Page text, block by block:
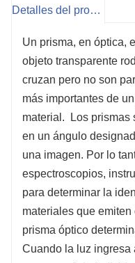
Detalles del producto
Un prisma, en óptica,
objeto transparente
cruzan pero no son
más importantes de
material. Los prismas
en un ángulo
una imagen. Por lo
espectroscopios,
para determinar la
materiales que emiten
prisma óptico
Cuando la luz ingresa